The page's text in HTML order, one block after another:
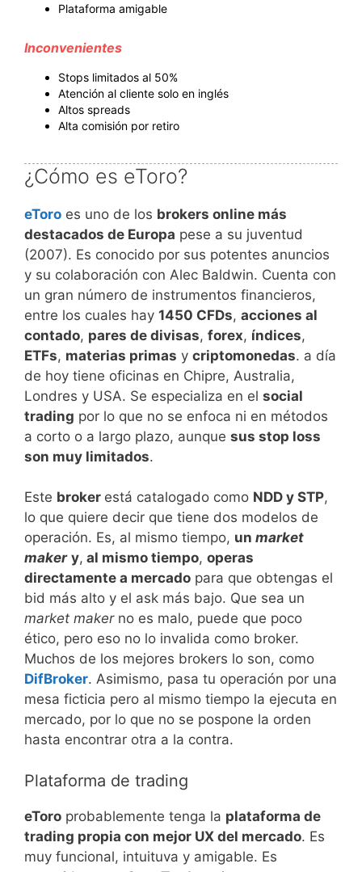
Plataforma amigable
Inconvenientes
Stops limitados al 50%
Atención al cliente solo en inglés
Altos spreads
Alta comisión por retiro
¿Cómo es eToro?
eToro es uno de los brokers online más
destacados de Europa pese a su juventud
(2007). Es conocido por sus potentes anuncios
y su colaboración con Alec Baldwin. Cuenta con
un gran número de instrumentos financieros,
entre los cuales hay 1450 CFDs, acciones al
contado, pares de divisas, forex, índices,
ETFs, materias primas y criptomonedas. a día
de hoy tiene oficinas en Chipre, Australia,
Londres y USA. Se especializa en el social
trading por lo que no se enfoca ni en métodos
a corto o a largo plazo, aunque sus stop loss
son muy limitados.
Este broker está catalogado como NDD y STP,
lo que quiere decir que tiene dos modelos de
operación. Es, al mismo tiempo, un market
maker y, al mismo tiempo, operas
directamente a mercado para que obtengas el
bid más alto y el ask más bajo. Que sea un
market makerno es malo, puede que poco
ético, pero eso no lo invalida como broker.
Muchos de los mejores brokers lo son, como
DifBroker. Asimismo, pasa tu operación por una
mesa ficticia pero al mismo tiempo la ejecuta en
mercado, por lo que no se pospone la orden
hasta encontrar otra a la contra.
Plataforma de trading
eToro probablemente tenga la plataforma de
trading propia con mejor UX del mercado. Es
muy funcional, intuituva y amigable. Es